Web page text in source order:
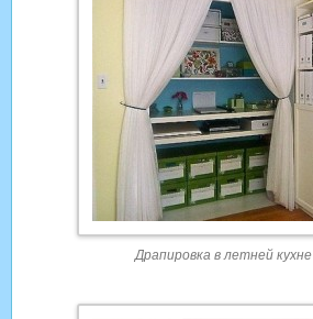
Драпировка в летней кухне